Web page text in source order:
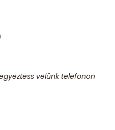
velünk telefonon